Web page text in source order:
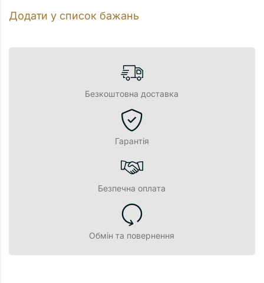
Додати у список бажань
Безкоштовна доставка
Гарантія
Безпечна оплата
Обмін та повернення